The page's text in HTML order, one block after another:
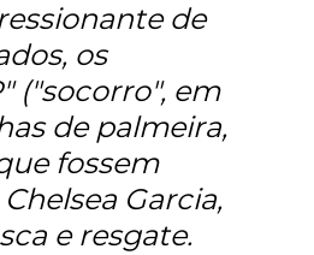
de
os
("socorro", em
de palmeira,
fossem
Garcia,
e resgate.